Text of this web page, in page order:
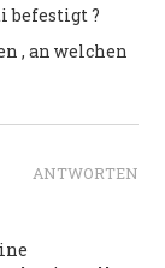
befestigt ?
, an welchen
ANTWORTEN